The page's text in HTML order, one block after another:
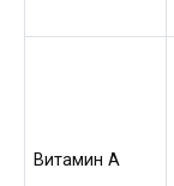
Витамин А